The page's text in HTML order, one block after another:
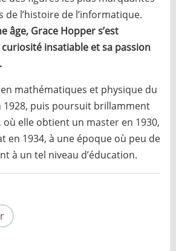
l’histoire de l’informatique.
âge, Grace Hopper s’est
insatiable et sa passion
mathématiques et physique du
1928, puis poursuit brillamment
où elle obtient un master en 1930,
en 1934, à une époque où peu de
à un tel niveau d’éducation.